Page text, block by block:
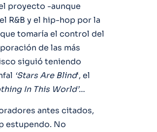
proyecto -aunque
R&B y el hip-hop por la
que tomaría el control del
de las más
siguió teniendo
‘Stars Are Blind‘, el
In This World’…
antes citados,
estupendo. No